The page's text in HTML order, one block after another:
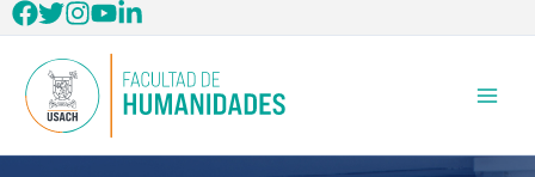
al
contenido